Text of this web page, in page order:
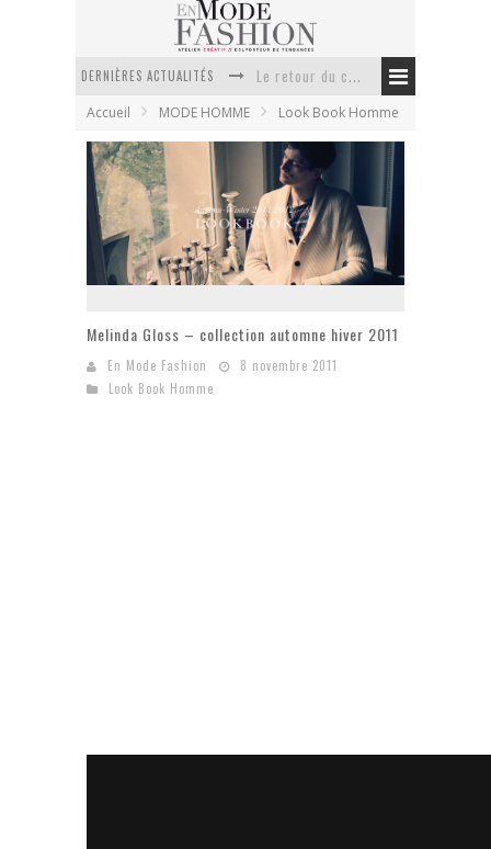
DERNIÈRES ACTUALITÉS
Doudoune pour femme : choisir la pièce idéale entre style, chaleur et durabilité
La trousse de toilette : l’accessoire indispensable de voyage
Anti chute cheveux homme : quelles solutions pour renforcer sa chevelure ?
Le retour du cachemire version casual
Accueil MODE HOMME Look Book Homme
Melinda Gloss – collection automne hiver 2011
En Mode Fashion
8 novembre 2011
Look Book Homme